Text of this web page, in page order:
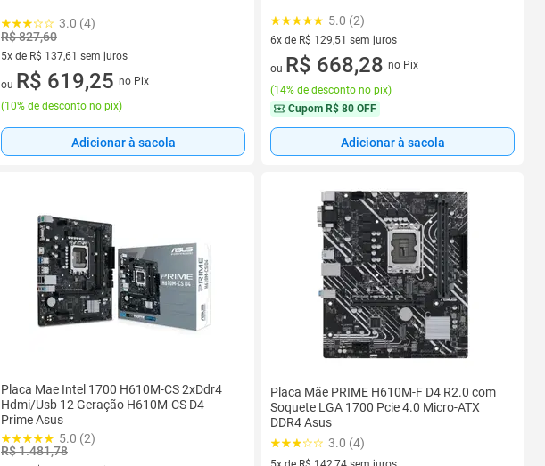
3.0 (4)
R$ 827,60
5x de R$ 137,61 sem juros
5 vez de R$ 137,61 sem juros
ou R$ 619,25 no Pix
(10% de desconto no pix)
Adicionar à sacola
5.0 (2)
6x de R$ 129,51 sem juros
6 vez de R$ 129,51 sem juros
ou R$ 668,28 no Pix
(14% de desconto no pix)
Cupom R$ 80 OFF
Adicionar à sacola
Placa Mae Intel 1700 H610M-CS 2xDdr4
Hdmi/Usb 12 Geração H610M-CS D4
Prime Asus
5.0 (2)
R$ 1.481,78
Placa Mãe PRIME H610M-F D4 R2.0 com
Soquete LGA 1700 Pcie 4.0 Micro-ATX
DDR4 Asus
3.0 (4)